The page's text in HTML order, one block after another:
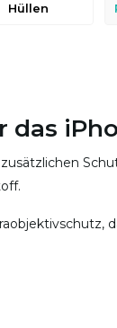
Hüllen
das